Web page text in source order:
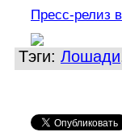
Пресс-релиз
Тэги: Лошади